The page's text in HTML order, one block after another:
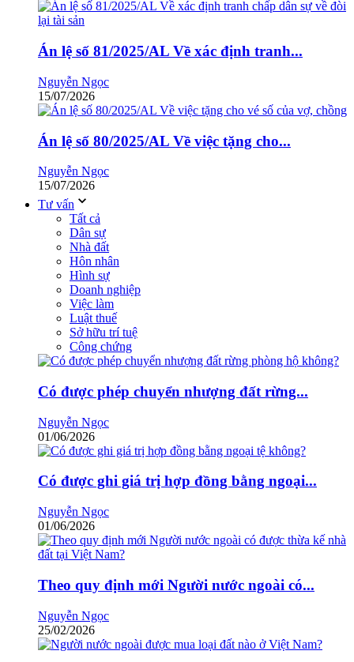
Án lệ số 81/2025/AL Về xác định tranh...
Nguyễn Ngọc
15/07/2026
Án lệ số 80/2025/AL Về việc tặng cho...
Nguyễn Ngọc
15/07/2026
Tư vấn
Tất cả
Dân sự
Nhà đất
Hôn nhân
Hình sự
Doanh nghiệp
Việc làm
Luật thuế
Sở hữu trí tuệ
Công chứng
Có được phép chuyển nhượng đất rừng...
Nguyễn Ngọc
01/06/2026
Có được ghi giá trị hợp đồng bằng ngoại...
Nguyễn Ngọc
01/06/2026
Theo quy định mới Người nước ngoài có...
Nguyễn Ngọc
25/02/2026